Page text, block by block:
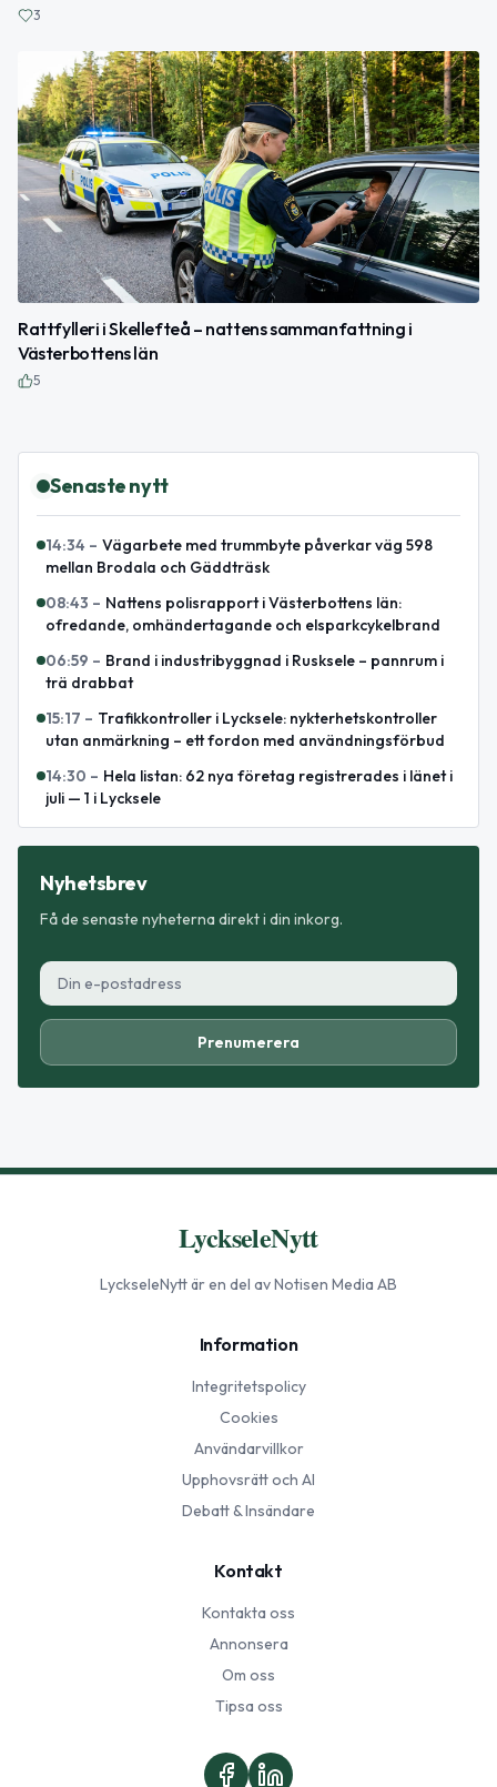
3
Rattfylleri i Skellefteå – nattens sammanfattning i
Västerbottens län
5
Senaste nytt
14:34 – Vägarbete med trummbyte påverkar väg 598
mellan Brodala och Gäddträsk
08:43 – Nattens polisrapport i Västerbottens län:
ofredande, omhändertagande och elsparkcykelbrand
06:59 – Brand i industribyggnad i Rusksele – pannrum i
trä drabbat
15:17 – Trafikkontroller i Lycksele: nykterhetskontroller
utan anmärkning – ett fordon med användningsförbud
14:30 – Hela listan: 62 nya företag registrerades i länet i
juli — 1 i Lycksele
Nyhetsbrev
Få de senaste nyheterna direkt i din inkorg.
Prenumerera
LyckseleNytt
LyckseleNyttär en del av Notisen Media AB
Information
Integritetspolicy
Cookies
Användarvillkor
Upphovsrätt och AI
Debatt & Insändare
Kontakt
Kontakta oss
Annonsera
Om oss
Tipsa oss